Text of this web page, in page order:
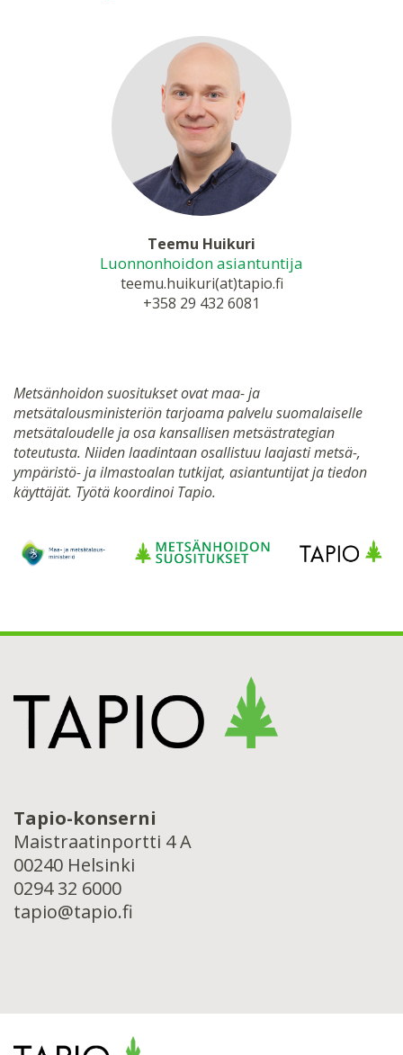
Teemu Huikuri
Luonnonhoidon asiantuntija
teemu.huikuri(at)tapio.fi
+358 29 432 6081
Metsänhoidon suositukset ovat maa- ja
metsätalousministeriön tarjoama palvelu suomalaiselle
metsätaloudelle ja osa kansallisen metsästrategian
toteutusta. Niiden laadintaan osallistuu laajasti metsä-,
ympäristö- ja ilmastoalan tutkijat, asiantuntijat ja tiedon
käyttäjät. Työtä koordinoi Tapio.
Tapio-konserni
Maistraatinportti 4 A
00240 Helsinki
0294 32 6000
tapio@tapio.fi